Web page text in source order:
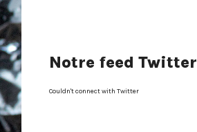
Notre feed Twitter
Couldn't connect with Twitter